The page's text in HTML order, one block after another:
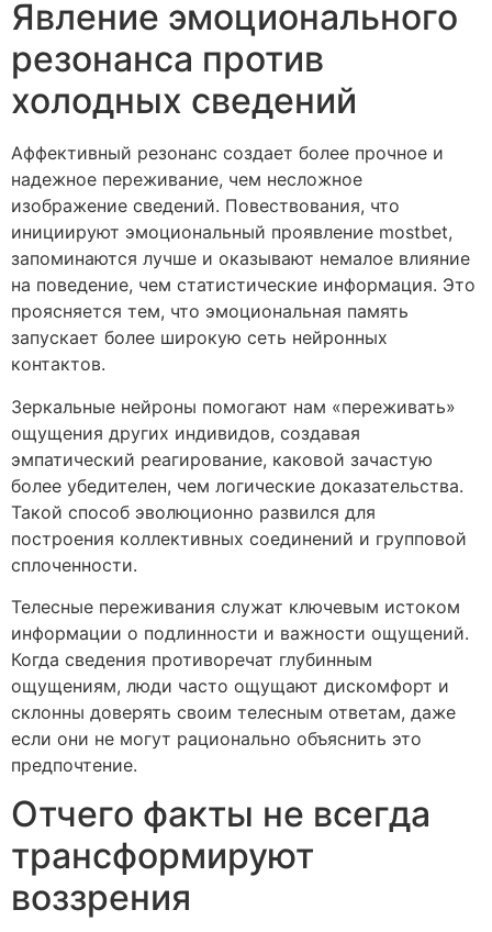
Явление эмоционального
резонанса против
холодных сведений
Аффективный резонанс создает более прочное и
надежное переживание, чем несложное
изображение сведений. Повествования, что
инициируют эмоциональный проявление mostbet,
запоминаются лучше и оказывают немалое влияние
на поведение, чем статистические информация. Это
проясняется тем, что эмоциональная память
запускает более широкую сеть нейронных
контактов.
Зеркальные нейроны помогают нам «переживать»
ощущения других индивидов, создавая
эмпатический реагирование, каковой зачастую
более убедителен, чем логические доказательства.
Такой способ эволюционно развился для
построения коллективных соединений и групповой
сплоченности.
Телесные переживания служат ключевым истоком
информации о подлинности и важности ощущений.
Когда сведения противоречат глубинным
ощущениям, люди часто ощущают дискомфорт и
склонны доверять своим телесным ответам, даже
если они не могут рационально объяснить это
предпочтение.
Отчего факты не всегда
трансформируют
воззрения